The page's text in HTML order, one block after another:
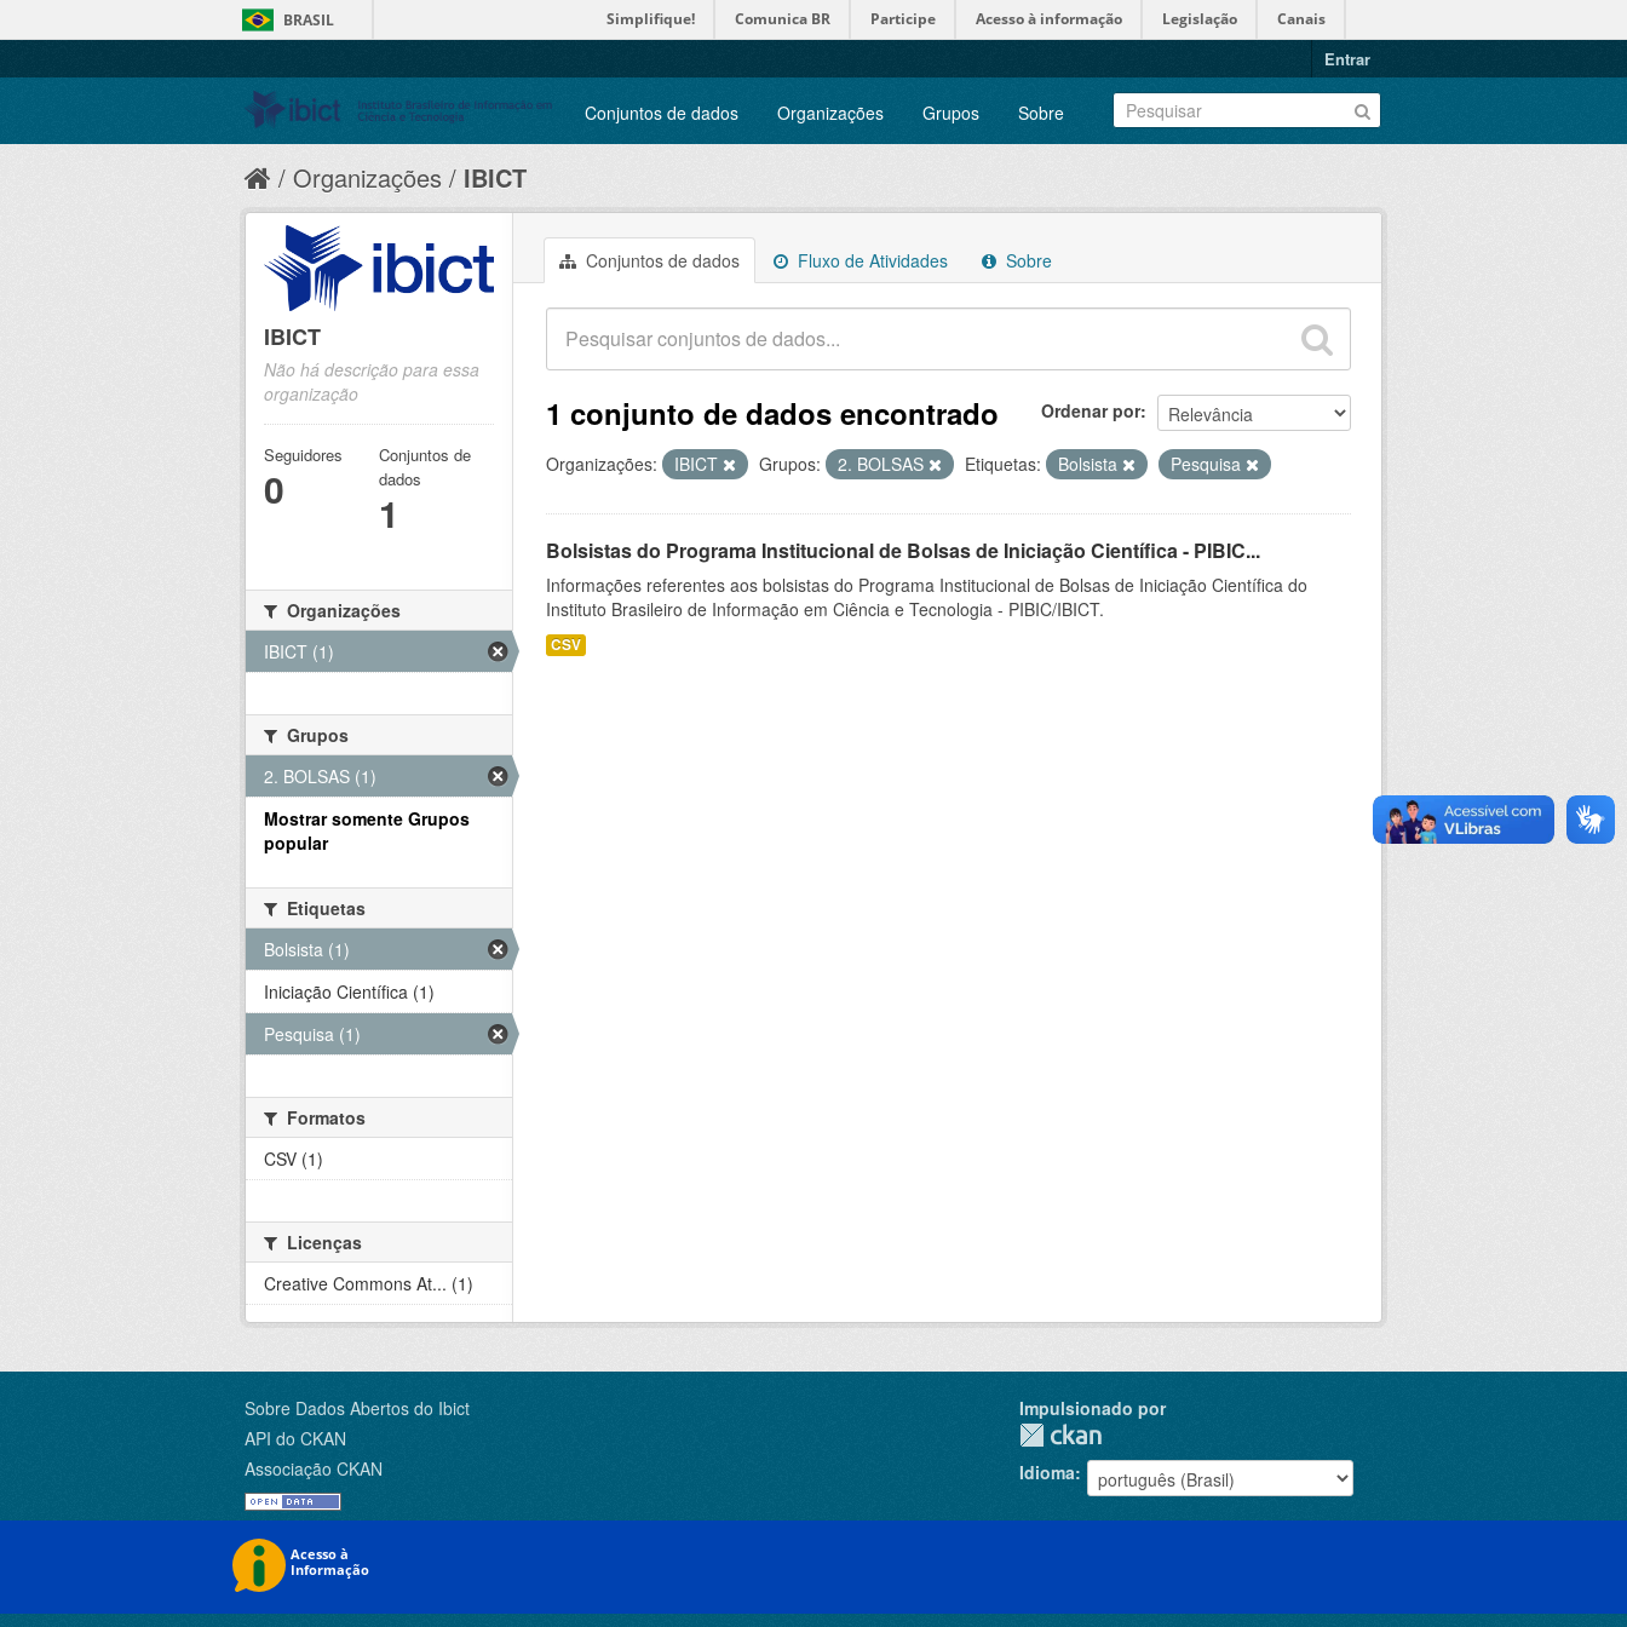
BRASIL Simplifique! Comunica BR Participe Acesso à informação Legislação Canais
Entrar
Conjuntos de dados Organizações Grupos Sobre
Organizações IBICT
Conjuntos de dados Fluxo de Atividades Sobre
Ordenar por
1 conjunto de dados encontrado
Organizações: IBICT Grupos: 2. BOLSAS Etiquetas: Bolsista Pesquisa
Bolsistas do Programa Institucional de Bolsas de Iniciação Científica - PIBIC...
Informações referentes aos bolsistas do Programa Institucional de Bolsas de Iniciação Científica do
Instituto Brasileiro de Informação em Ciência e Tecnologia - PIBIC/IBICT.
CSV
IBICT
Não há descrição para essa
organização
Seguidores
0
Conjuntos de
dados
1
Organizações
IBICT (1)
Grupos
2. BOLSAS (1)
Mostrar somente Grupos
popular
Etiquetas
Bolsista (1)
Iniciação Científica (1)
Pesquisa (1)
Formatos
CSV (1)
Licenças
Creative Commons At... (1)
Sobre Dados Abertos do Ibict
API do CKAN
Associação CKAN
Impulsionado por
Idioma